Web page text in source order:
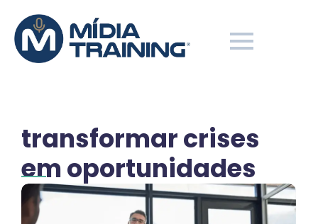
transformar crises
em oportunidades